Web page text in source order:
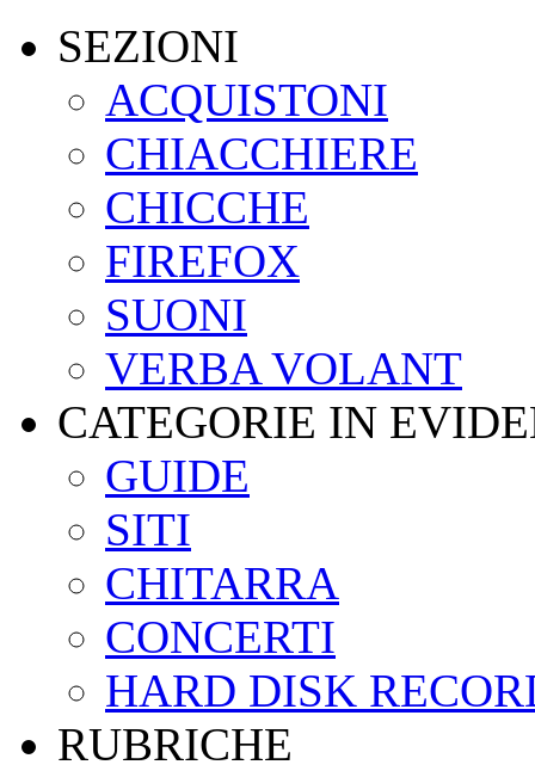
SEZIONI
ACQUISTONI
CHIACCHIERE
CHICCHE
FIREFOX
SUONI
VERBA VOLANT
CATEGORIE IN
GUIDE
SITI
CHITARRA
CONCERTI
HARD DISK
RUBRICHE